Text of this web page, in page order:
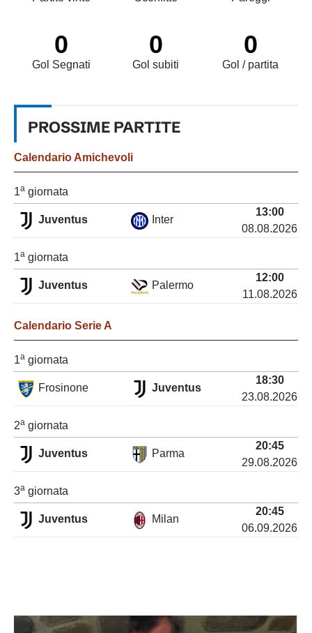
0
Gol Segnati
0
Gol subiti
0
Gol / partita
PROSSIME PARTITE
Calendario Amichevoli
1a giornata
Juventus Inter
13:00
08.08.2026
1a giornata
Juventus Palermo
12:00
11.08.2026
Calendario Serie A
1a giornata
Frosinone Juventus
18:30
23.08.2026
2a giornata
Juventus Parma
20:45
29.08.2026
3a giornata
Juventus Milan
20:45
06.09.2026